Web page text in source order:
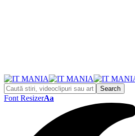
Font ResizerAa